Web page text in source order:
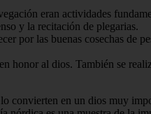
eran actividades
y la recitación de plegarias.
por las buenas cosechas de
honor al dios. También se
convierten en un dios muy